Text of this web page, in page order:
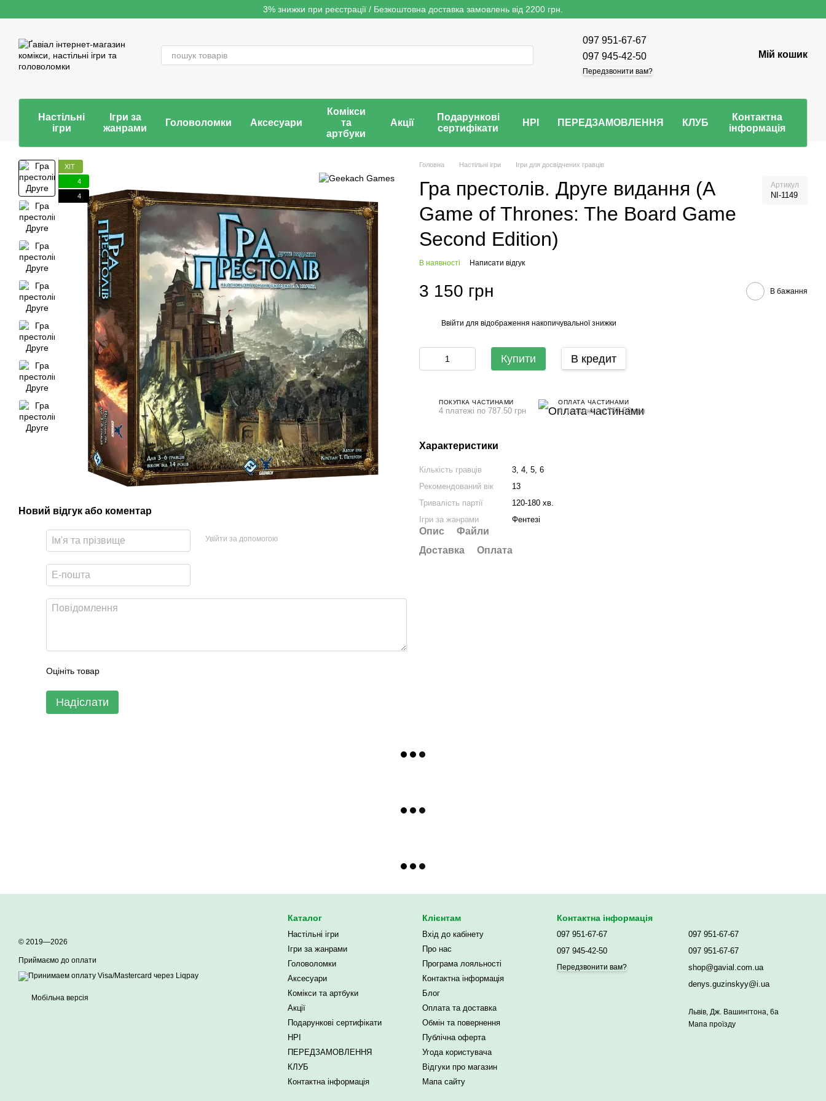
3% знижки при реєстрації / Безкоштовна доставка замовлень від 2200 грн.
097 951-67-67
097 945-42-50
Передзвонити вам?
Мій кошик
Настільні
ігри
Ігри за
жанрами
Головоломки Аксесуари
Комікси
та
артбуки
Акції
Подарункові
сертифікати
НРІ ПЕРЕДЗАМОВЛЕННЯ КЛУБ
Контактна
інформація
ХІТ
4
4
Новий відгук або коментар
Увійти за допомогою
Оцініть товар
Надіслати
Головна Настільні ігри Ігри для досвідчених гравців
Гра престолів. Друге видання (A
Game of Thrones: The Board Game
Second Edition)
Артикул
NI-1149
В наявності Написати відгук
3 150 грн В бажання
Ввійти для відображення накопичувальної знижки
Купити В кредит
ПОКУПКА ЧАСТИНАМИ
4 платежі по 787.50 грн
ОПЛАТА ЧАСТИНАМИ
4 платежі по 787.50 грн
Характеристики
Кількість гравців
3, 4, 5, 6
Рекомендований вік
13
Тривалість партії
120-180 хв.
Ігри за жанрами
Фентезі
Опис
Файли
Доставка
Оплата
© 2019—2026
Приймаємо до оплати
Мобільна версія
Каталог
Настільні ігри
Ігри за жанрами
Головоломки
Аксесуари
Комікси та артбуки
Акції
Подарункові сертифікати
НРІ
ПЕРЕДЗАМОВЛЕННЯ
КЛУБ
Контактна інформація
Клієнтам
Вхід до кабінету
Про нас
Програма лояльності
Контактна інформація
Блог
Оплата та доставка
Обмін та повернення
Публічна оферта
Угода користувача
Відгуки про магазин
Мапа сайту
Контактна інформація
097 951-67-67
097 945-42-50
Передзвонити вам?
097 951-67-67
097 951-67-67
shop@gavial.com.ua
denys.guzinskyy@i.ua
Львів, Дж. Вашингтона, 6а
Мапа проїзду